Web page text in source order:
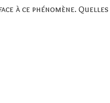
à ce phénomène.